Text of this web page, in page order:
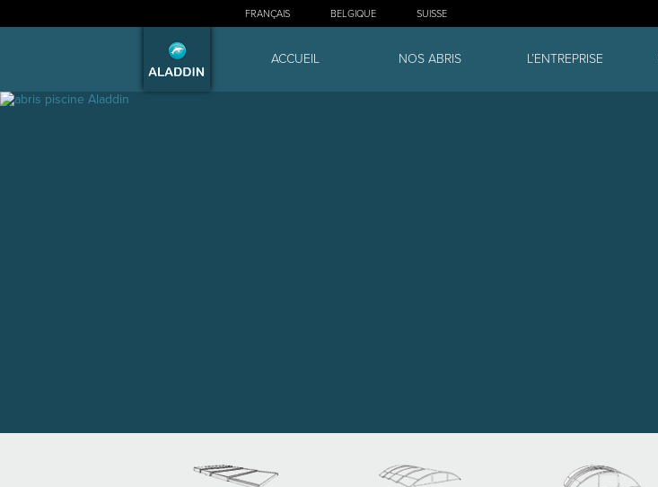
ACCUEIL NOS ABRIS L’ENTREPRISE
FRANÇAIS BELGIQUE SUISSE